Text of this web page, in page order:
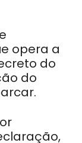
opera a
do
do